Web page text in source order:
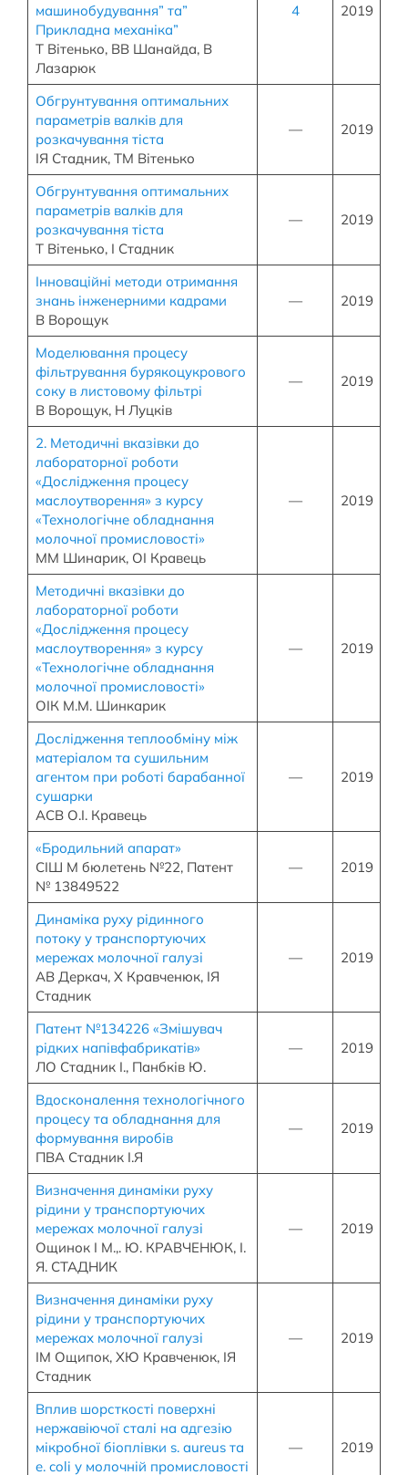
машинобудування” та”
Прикладна механіка”
Т Вітенько, ВВ Шанайда, В
Лазарюк
4 2019
Обгрунтування оптимальних
параметрів валків для
розкачування тіста
ІЯ Стадник, ТМ Вітенько
— 2019
Обгрунтування оптимальних
параметрів валків для
розкачування тіста
Т Вітенько, І Стадник
— 2019
Інноваційні методи отримання
знань інженерними кадрами
В Ворощук
— 2019
Моделювання процесу
фільтрування бурякоцукрового
соку в листовому фільтрі
В Ворощук, Н Луцків
— 2019
2. Методичні вказівки до
лабораторної роботи
«Дослідження процесу
маслоутворення» з курсу
«Технологічне обладнання
молочної промисловості»
ММ Шинарик, ОІ Кравець
— 2019
Методичні вказівки до
лабораторної роботи
«Дослідження процесу
маслоутворення» з курсу
«Технологічне обладнання
молочної промисловості»
ОІК М.М. Шинкарик
— 2019
Дослідження теплообміну між
матеріалом та сушильним
агентом при роботі барабанної
сушарки
АСВ О.І. Кравець
— 2019
«Бродильний апарат»
СІШ М бюлетень №22, Патент
№ 13849522
— 2019
Динаміка руху рідинного
потоку у транспортуючих
мережах молочної галузі
АВ Деркач, Х Кравченюк, ІЯ
Стадник
— 2019
Патент №134226 «Змішувач
рідких напівфабрикатів»
ЛО Стадник І., Панбків Ю.
— 2019
Вдосконалення технологічного
процесу та обладнання для
формування виробів
ПВА Стадник І.Я
— 2019
Визначення динаміки руху
рідини у транспортуючих
мережах молочної галузі
Ощинок І М.,. Ю. КРАВЧЕНЮК, І.
Я. СТАДНИК
— 2019
Визначення динаміки руху
рідини у транспортуючих
мережах молочної галузі
ІМ Ощипок, ХЮ Кравченюк, ІЯ
Стадник
— 2019
Вплив шорсткості поверхні
нержавіючої сталі на адгезію
мікробної біоплівки s. aureus та
e. coli у молочній промисловості
— 2019